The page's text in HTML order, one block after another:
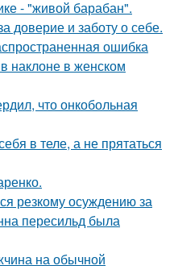
- "живой барабан".
доверие и заботу о себе.
ошибка
наклоне в женском
что онкобольная
в теле, а не прятаться
резкому осуждению за
пересильд была
на обычной